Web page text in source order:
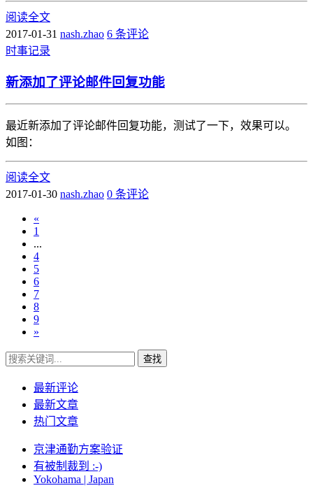
阅读全文
2017-01-31 nash.zhao 6 条评论
时事记录
新添加了评论邮件回复功能
最近新添加了评论邮件回复功能，测试了一下，效果可以。
如图：
阅读全文
2017-01-30 nash.zhao 0 条评论
«
1
...
4
5
6
7
8
9
»
查找
最新评论
最新文章
热门文章
京津通勤方案验证
有被制裁到 :-)
Yokohama | Japan